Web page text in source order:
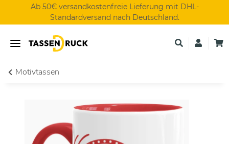
Ab 50€ versandkostenfreie Lieferung mit DHL-
Standardversand nach Deutschland.
Motivtassen